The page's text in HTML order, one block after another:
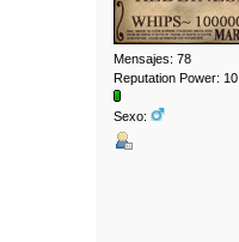
Mensajes: 78
Reputation Power: 10
Sexo: